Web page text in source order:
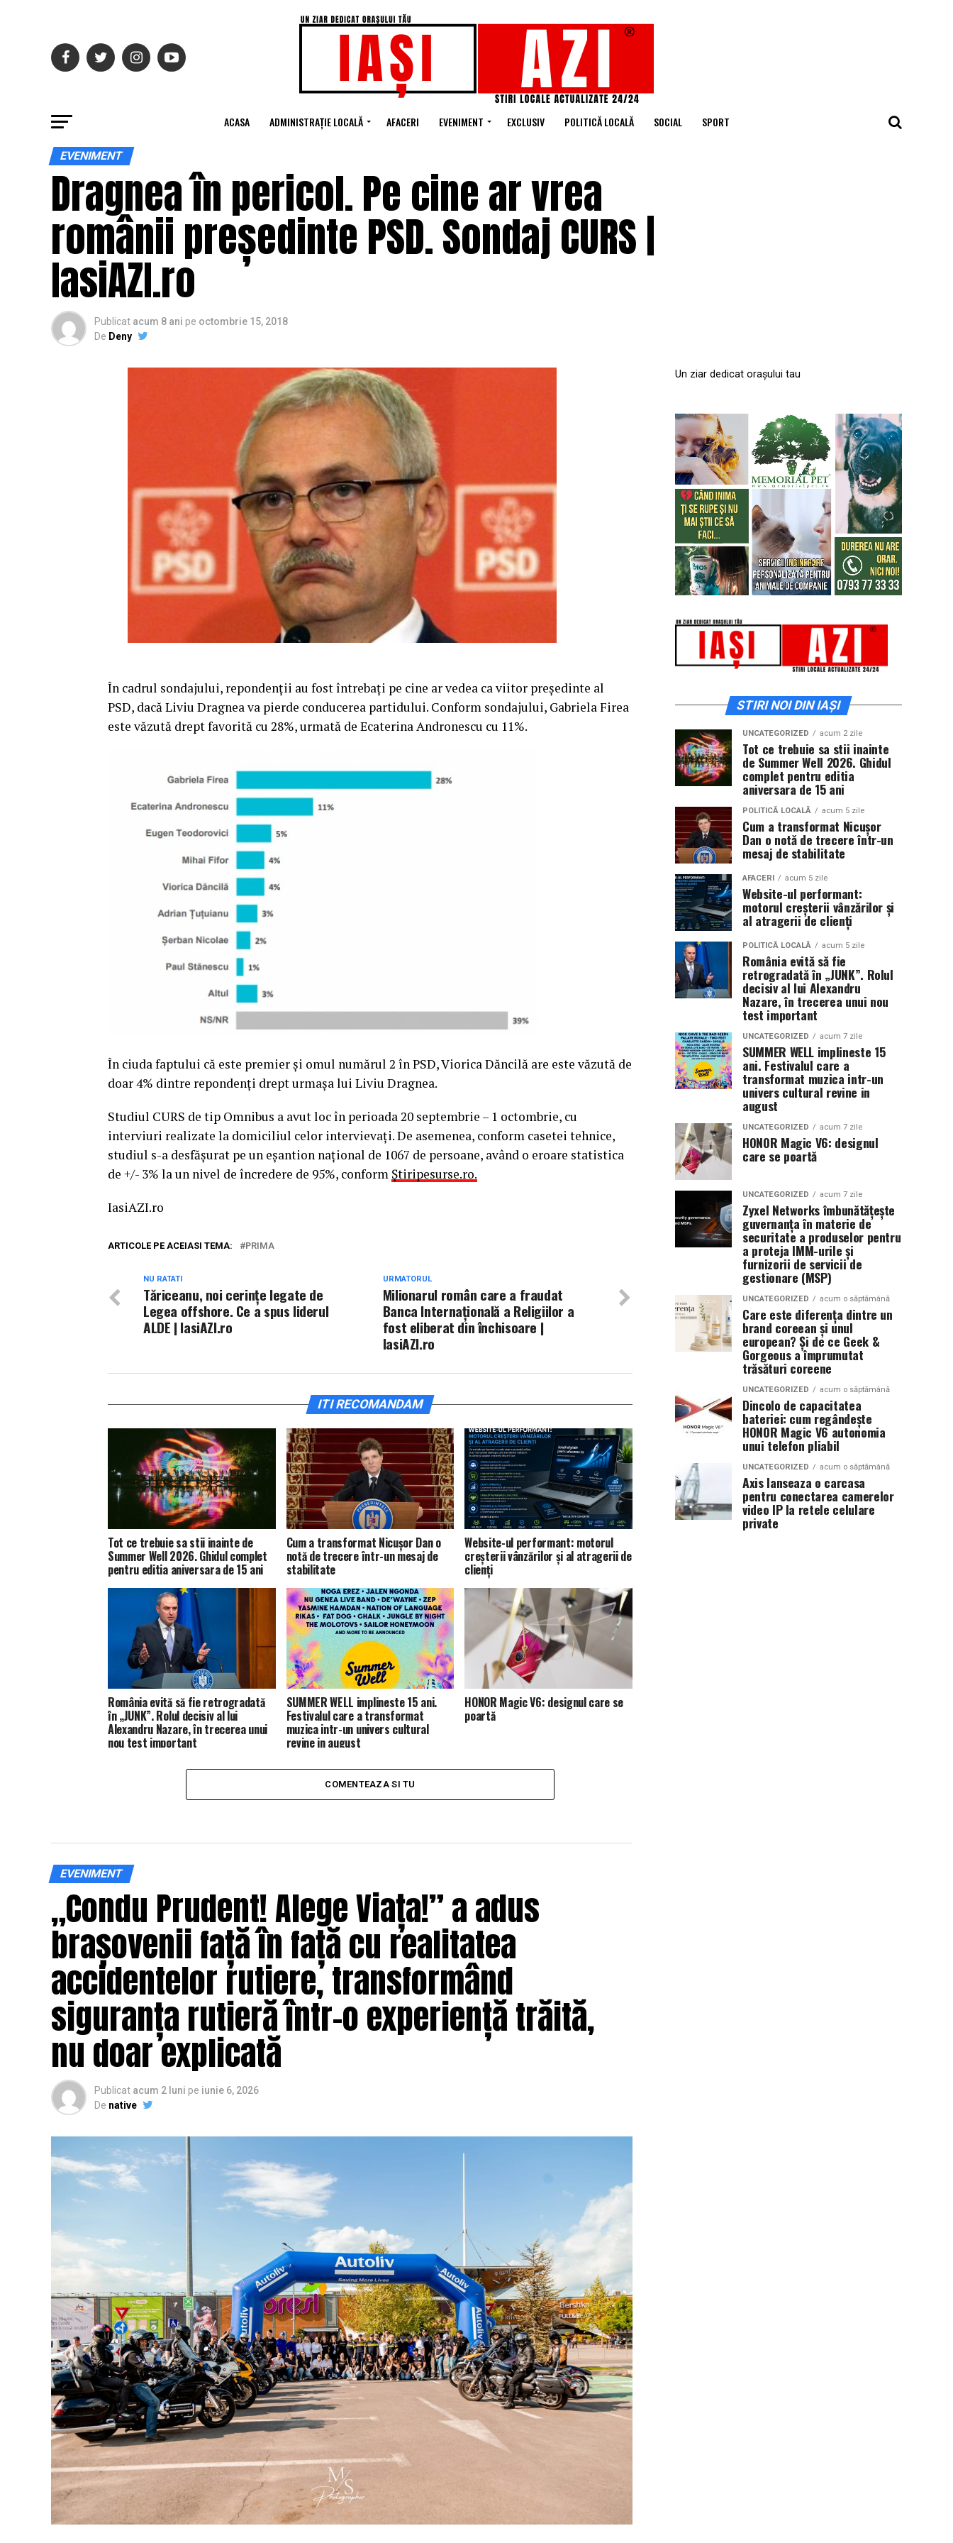
ACASA ADMINISTRAȚIE LOCALĂ AFACERI EVENIMENT EXCLUSIV POLITICĂ LOCALĂ SOCIAL SPORT
EVENIMENT
Dragnea în pericol. Pe cine ar vrea
românii președinte PSD. Sondaj CURS |
IasiAZI.ro
Publicat acum 8 ani pe octombrie 15, 2018
De Deny
În cadrul sondajului, repondenţii au fost întrebaţi pe cine ar vedea ca viitor preşedinte al
PSD, dacă Liviu Dragnea va pierde conducerea partidului. Conform sondajului, Gabriela Firea
este văzută drept favorită cu 28%, urmată de Ecaterina Andronescu cu 11%.
În ciuda faptului că este premier şi omul numărul 2 în PSD, Viorica Dăncilă are este văzută de
doar 4% dintre repondenţi drept urmaşa lui Liviu Dragnea.
Studiul CURS de tip Omnibus a avut loc în perioada 20 septembrie – 1 octombrie, cu
interviuri realizate la domiciliul celor intervievaţi. De asemenea, conform casetei tehnice,
studiul s-a desfăşurat pe un eşantion naţional de 1067 de persoane, având o eroare statistica
de +/- 3% la un nivel de încredere de 95%, conform Știripesurse.ro.
IasiAZI.ro
ARTICOLE PE ACEIASI TEMA: PRIMA
URMATORUL
Milionarul român care a fraudat
Banca Internaţională a Religiilor a
fost eliberat din închisoare |
IasiAZI.ro
NU RATATI
Tăriceanu, noi cerințe legate de
Legea offshore. Ce a spus liderul
ALDE | IasiAZI.ro
ITI RECOMANDAM
Tot ce trebuie sa stii inainte de
Summer Well 2026. Ghidul complet
pentru editia aniversara de 15 ani
Cum a transformat Nicușor Dan o
notă de trecere într-un mesaj de
stabilitate
Website-ul performant: motorul
creșterii vânzărilor și al atragerii de
clienți
România evită să fie retrogradată
în „JUNK”. Rolul decisiv al lui
Alexandru Nazare, în trecerea unui
nou test important
SUMMER WELL implineste 15 ani.
Festivalul care a transformat
muzica intr-un univers cultural
revine in august
HONOR Magic V6: designul care se
poartă
COMENTEAZA SI TU
EVENIMENT
„Condu Prudent! Alege Viața!” a adus
brașovenii față în față cu realitatea
accidentelor rutiere, transformând
siguranța rutieră într-o experiență trăită,
nu doar explicată
Publicat acum 2 luni pe iunie 6, 2026
De native
Un ziar dedicat orașului tau
STIRI NOI DIN IAȘI
UNCATEGORIZED acum 2 zile
Tot ce trebuie sa stii inainte
de Summer Well 2026. Ghidul
complet pentru editia
aniversara de 15 ani
POLITICĂ LOCALĂ acum 5 zile
Cum a transformat Nicușor
Dan o notă de trecere într-un
mesaj de stabilitate
AFACERI acum 5 zile
Website-ul performant:
motorul creșterii vânzărilor și
al atragerii de clienți
POLITICĂ LOCALĂ acum 5 zile
România evită să fie
retrogradată în „JUNK”. Rolul
decisiv al lui Alexandru
Nazare, în trecerea unui nou
test important
UNCATEGORIZED acum 7 zile
SUMMER WELL implineste 15
ani. Festivalul care a
transformat muzica intr-un
univers cultural revine in
august
UNCATEGORIZED acum 7 zile
HONOR Magic V6: designul
care se poartă
UNCATEGORIZED acum 7 zile
Zyxel Networks îmbunătățește
guvernanța în materie de
securitate a produselor pentru
a proteja IMM-urile și
furnizorii de servicii de
gestionare (MSP)
UNCATEGORIZED acum o săptămână
Care este diferența dintre un
brand coreean și unul
european? Și de ce Geek &
Gorgeous a împrumutat
trăsături coreene
UNCATEGORIZED acum o săptămână
Dincolo de capacitatea
bateriei: cum regândește
HONOR Magic V6 autonomia
unui telefon pliabil
UNCATEGORIZED acum o săptămână
Axis lanseaza o carcasa
pentru conectarea camerelor
video IP la retele celulare
private